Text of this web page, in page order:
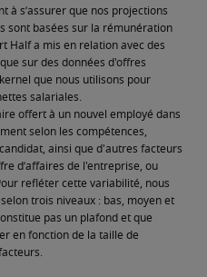
à s’assurer que nos projections
sont basées sur la rémunération
Half a mis en relation avec des
sur des données d'offres
que nous utilisons pour
salariales.
offert à un nouvel employé dans
selon les compétences,
ainsi que d'autres facteurs
d’affaires de l'entreprise, ou
refléter cette variabilité, nous
trois niveaux : bas, moyen et
pas un plafond et que
en fonction de la taille de